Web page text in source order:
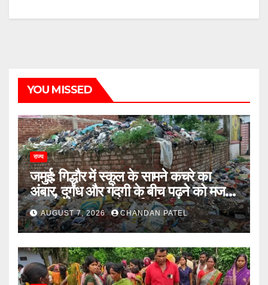
YOU MISSED
राज्य
जमुई: गिद्धौर में स्कूल के सामने कचरे का
अंबार, दुर्गंध और गंदगी के बीच पढ़ने को मजबूर
छात्राएं, प्रशासन से कार्रवाई की मांग
AUGUST 7, 2026 CHANDAN PATEL